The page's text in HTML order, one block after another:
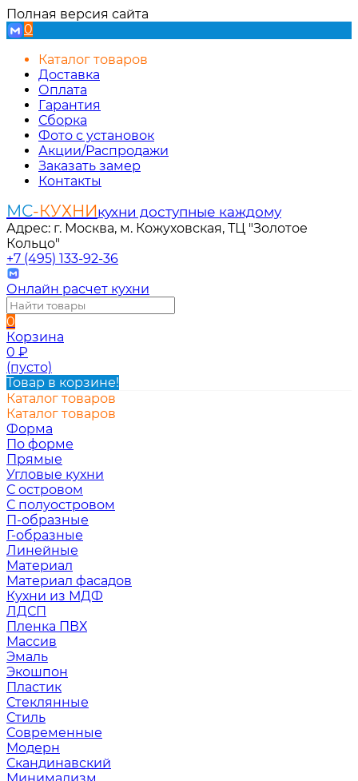
Полная версия сайта
0
Каталог товаров
Доставка
Оплата
Гарантия
Сборка
Фото с установок
Акции/Распродажи
Заказать замер
Контакты
МС-КУХНИкухни доступные каждому
Адрес: г. Москва, м. Кожуховская, ТЦ "Золотое
Кольцо"
+7 (495) 133-92-36
Онлайн расчет кухни
0
Корзина
0 ₽
(пусто)
Товар в корзине!
Каталог товаров
Каталог товаров
Форма
По форме
Прямые
Угловые кухни
С островом
С полуостровом
П-образные
Г-образные
Линейные
Материал
Материал фасадов
Кухни из МДФ
ЛДСП
Пленка ПВХ
Массив
Эмаль
Экошпон
Пластик
Стеклянные
Стиль
Современные
Модерн
Скандинавский